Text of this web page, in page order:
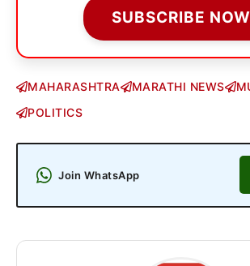
SUBSCRIBE NOW
MAHARASHTRA MARATHI NEWS
POLITICS
Join WhatsApp